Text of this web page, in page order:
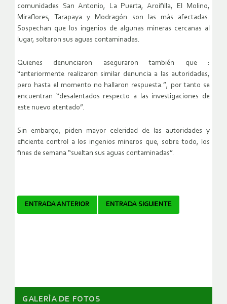
comunidades San Antonio, La Puerta, Aroifilla, El Molino,
Miraflores, Tarapaya y Modragón son las más afectadas.
Sospechan que los ingenios de algunas mineras cercanas al
lugar, soltaron sus aguas contaminadas.
Quienes denunciaron aseguraron también que :
“anteriormente realizaron similar denuncia a las autoridades,
pero hasta el momento no hallaron respuesta.”, por tanto se
encuentran “desalentados respecto a las investigaciones de
este nuevo atentado”.
Sin embargo, piden mayor celeridad de las autoridades y
eficiente control a los ingenios mineros que, sobre todo, los
fines de semana “sueltan sus aguas contaminadas”.
Navegador
ENTRADA ANTERIOR ENTRADA SIGUIENTE
GALERÌA DE FOTOS